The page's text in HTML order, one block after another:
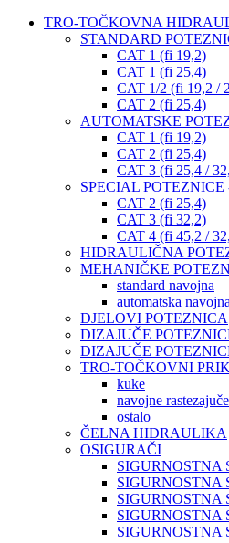
TRO-TOČKOVNA
STANDARD
CAT 1 (fi 19,2)
CAT 1 (fi 25,4)
CAT 1/2 (fi 19,2 /
CAT 2 (fi 25,4)
AUTOMATSKE
CAT 1 (fi 19,2)
CAT 2 (fi 25,4)
CAT 3 (fi 25,4 /
SPECIAL POTEZNICE
CAT 2 (fi 25,4)
CAT 3 (fi 32,2)
CAT 4 (fi 45,2 /
HIDRAULIČNA
MEHANIČKE
standard navojna
automatska navojna
DJELOVI POTEZNICA
DIZAJUČE
DIZAJUČE
TRO-TOČKOVNI
kuke
navojne
ostalo
ČELNA HIDRAULIKA
OSIGURAČI
SIGURNOSTNA
SIGURNOSTNA
SIGURNOSTNA
SIGURNOSTNA
SIGURNOSTNA